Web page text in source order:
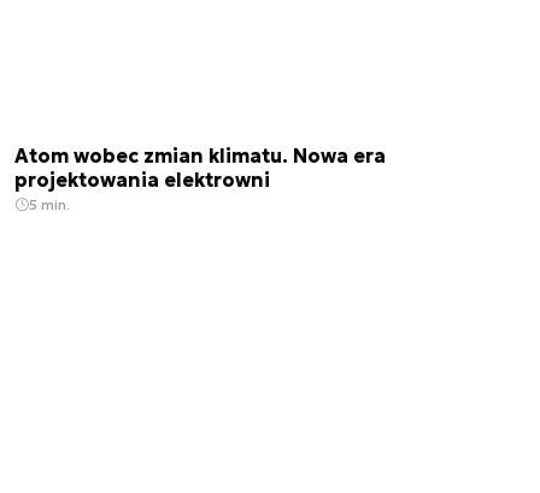
Atom wobec zmian klimatu. Nowa era
projektowania elektrowni
5 min.